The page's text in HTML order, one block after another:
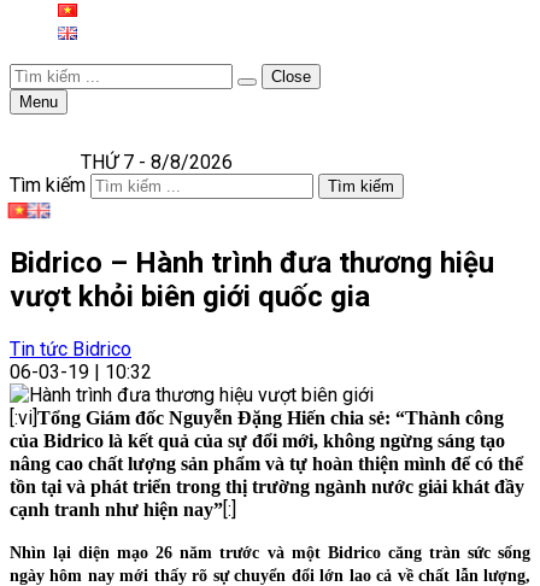
Close
Menu
THỨ 7 - 8/8/2026
Tìm kiếm
Tìm kiếm
Bidrico – Hành trình đưa thương hiệu
vượt khỏi biên giới quốc gia
Tin tức Bidrico
06-03-19 | 10:32
[:vi]Tổng Giám đốc Nguyễn Đặng Hiến chia sẻ: “Thành công
của Bidrico là kết quả của sự đổi mới, không ngừng sáng tạo
nâng cao chất lượng sản phẩm và tự hoàn thiện mình để có thể
tồn tại và phát triển trong thị trường ngành nước giải khát đầy
cạnh tranh như hiện nay”[:]
Nhìn lại diện mạo 26 năm trước và một Bidrico căng tràn sức sống
ngày hôm nay mới thấy rõ sự chuyển đổi lớn lao cả về chất lẫn lượng,